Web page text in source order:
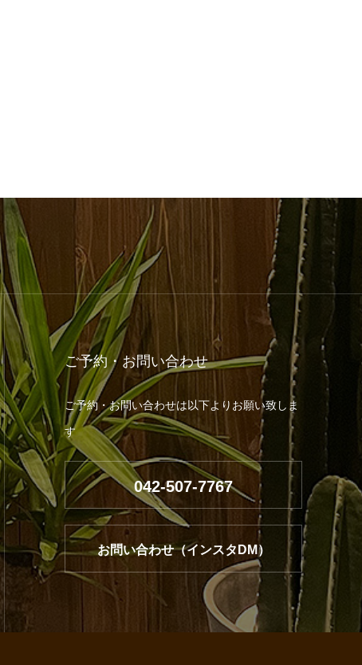
ご予約・お問い合わせ
ご予約・お問い合わせは以下よりお願い致しま
す
042-507-7767
お問い合わせ（インスタDM）